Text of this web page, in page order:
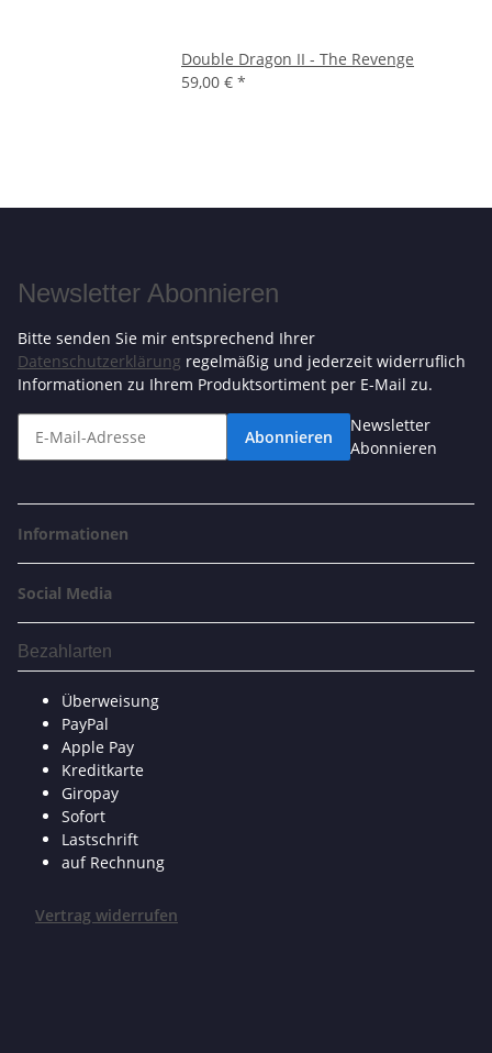
Double Dragon II - The Revenge
59,00 € *
Newsletter Abonnieren
Bitte senden Sie mir entsprechend Ihrer
Datenschutzerklärung regelmäßig und jederzeit widerruflich
Informationen zu Ihrem Produktsortiment per E-Mail zu.
Abonnieren
Newsletter
Abonnieren
Informationen
Social Media
Bezahlarten
Überweisung
PayPal
Apple Pay
Kreditkarte
Giropay
Sofort
Lastschrift
auf Rechnung
Vertrag widerrufen